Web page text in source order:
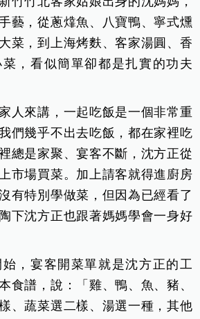
藝，從蔥㸆魚、八寶鴨、寧式燻
菜，到上海烤麩、客家湯圓、香
，看似簡單卻都是扎實的功夫
人來講，一起吃飯是一個非常重
們幾乎不出去吃飯，都在家裡吃
總是家聚、宴客不斷，沈方正從
市場買菜。加上請客就得進廚房
有特別學做菜，但因為已經看了
下沈方正也跟著媽媽學會一身好
，宴客開菜單就是沈方正的工
食譜，說：「雞、鴨、魚、豬、
、蔬菜選二樣、湯選一種，其他